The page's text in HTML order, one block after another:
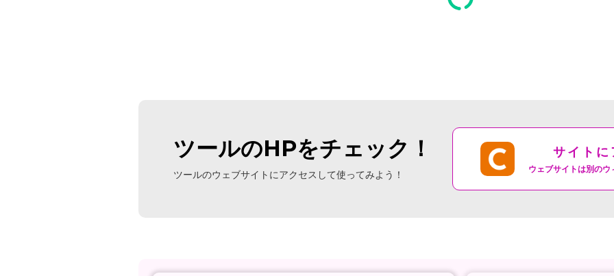
ツールのHPをチェック！
ツールのウェブサイトにアクセスして使ってみよう！
サイト
ウェブサイトは別の